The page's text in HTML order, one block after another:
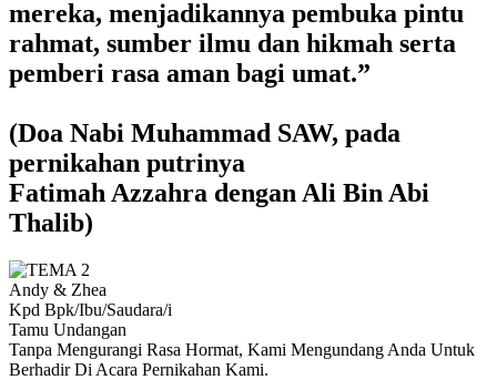
mereka, menjadikannya pembuka pintu
rahmat, sumber ilmu dan hikmah serta
pemberi rasa aman bagi umat.”
(Doa Nabi Muhammad SAW, pada
pernikahan putrinya
Fatimah Azzahra dengan Ali Bin Abi
Thalib)
Andy & Zhea
Kpd Bpk/Ibu/Saudara/i
Tamu Undangan
Tanpa Mengurangi Rasa Hormat, Kami Mengundang Anda Untuk
Berhadir Di Acara Pernikahan Kami.